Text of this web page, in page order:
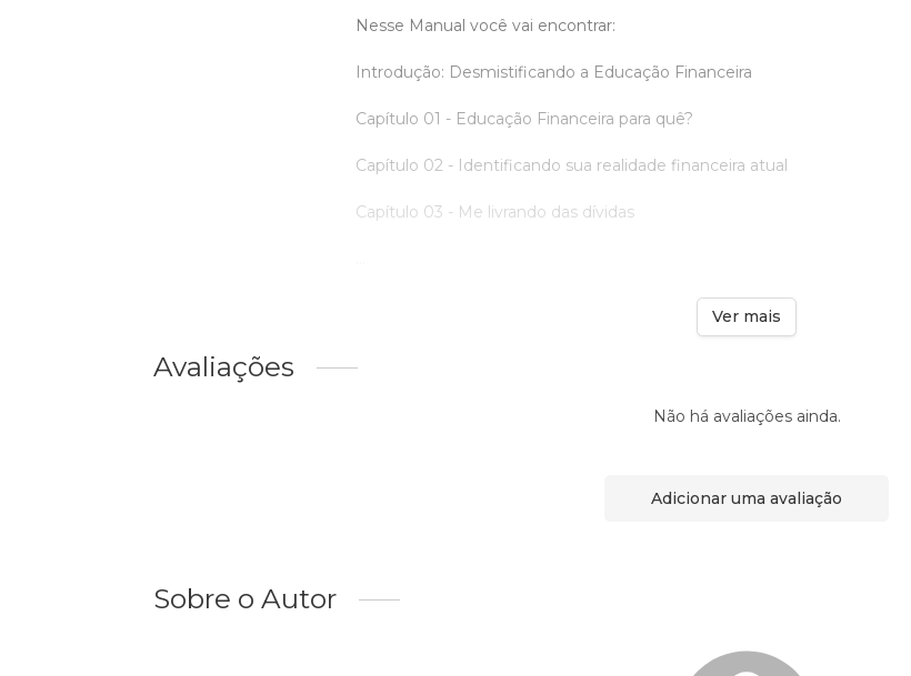
Nesse Manual você vai encontrar:
Introdução: Desmistificando a Educação Financeira
Capítulo 01 - Educação Financeira para quê?
Capítulo 02 - Identificando sua realidade financeira atual
Capítulo 03 - Me livrando das dívidas
Ver mais
Avaliações
Não há avaliações ainda.
Adicionar uma avaliação
Sobre o Autor